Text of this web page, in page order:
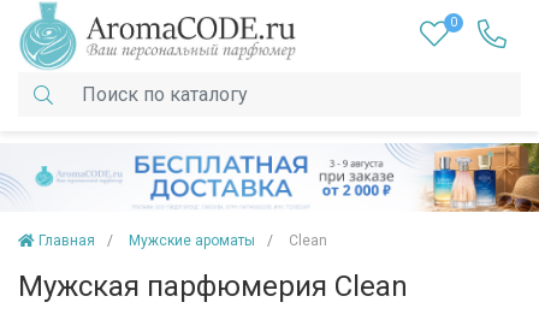
0
Главная Мужские ароматы Clean
Мужская парфюмерия Clean